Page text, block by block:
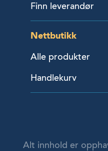
Finn leverandør
Nettbutikk
Alle produkter
Handlekurv
Alt innhold er